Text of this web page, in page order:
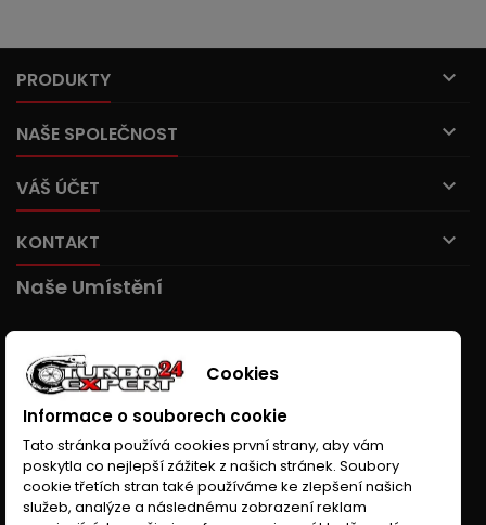
PRODUKTY 
NAŠE SPOLEČNOST 
VÁŠ ÚČET 
KONTAKT 
Naše Umístění
Cookies
Informace o souborech cookie
Tato stránka používá cookies první strany, aby vám
poskytla co nejlepší zážitek z našich stránek. Soubory
cookie třetích stran také používáme ke zlepšení našich
služeb, analýze a následnému zobrazení reklam